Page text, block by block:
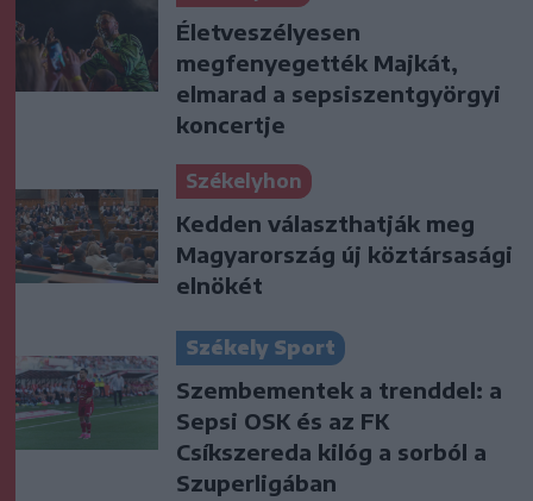
Életveszélyesen
megfenyegették Majkát,
elmarad a sepsiszentgyörgyi
koncertje
Székelyhon
Kedden választhatják meg
Magyarország új köztársasági
elnökét
Székely Sport
Szembementek a trenddel: a
Sepsi OSK és az FK
Csíkszereda kilóg a sorból a
Szuperligában